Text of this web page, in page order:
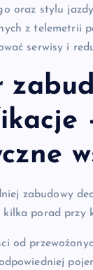
oraz stylu
z telemetrii
serwisy i
zabudowy
porad przy
od